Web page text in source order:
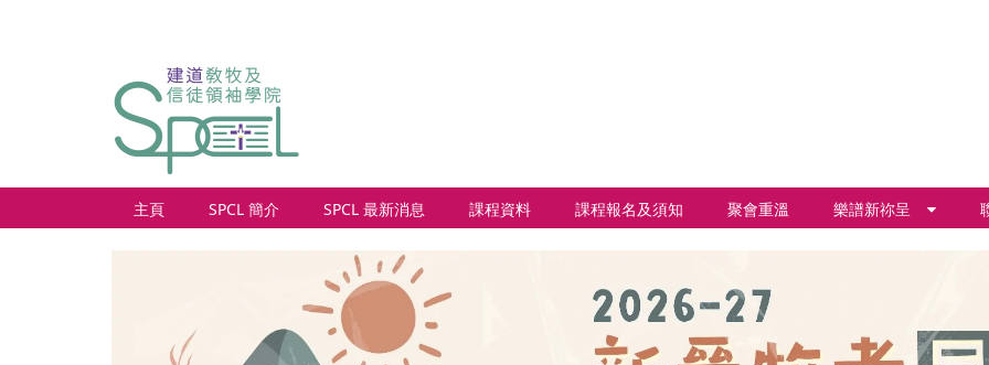
主頁 SPCL 簡介 SPCL 最新消息 課程資料 課程報名及須知 聚會重溫 樂譜新祢呈